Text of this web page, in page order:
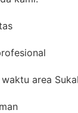
area